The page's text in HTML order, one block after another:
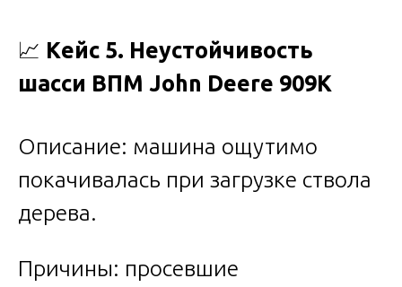
📈 Кейс 5. Неустойчивость
шасси ВПМ John Deere 909K
Описание: машина ощутимо
покачивалась при загрузке ствола
дерева.
Причины: просевшие